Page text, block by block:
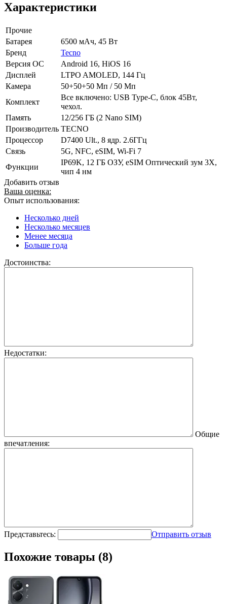
Характеристики
Прочие
Батарея
6500 мАч, 45 Вт
Бренд
Tecno
Версия ОС
Android 16, HiOS 16
Дисплей
LTPO AMOLED, 144 Гц
Камера
50+50+50 Мп / 50 Мп
Комплект
Все включено: USB Type-C, блок 45Вт,
чехол.
Память
12/256 ГБ (2 Nano SIM)
Производитель TECNO
Процессор
D7400 Ult., 8 ядр. 2.6ГГц
Связь
5G, NFC, eSIM, Wi-Fi 7
Функции
IP69K, 12 ГБ ОЗУ, eSIM Оптический зум 3X,
чип 4 нм
Добавить отзыв
Ваша оценка:
Опыт использования:
Несколько дней
Несколько месяцев
Менее месяца
Больше года
Достоинства:
Недостатки:
Общие
впечатления:
Представьтесь: Отправить отзыв
Похожие товары (8)